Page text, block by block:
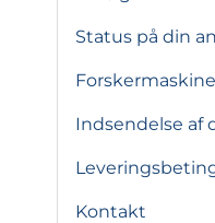
Status på din
Indsendelse af
Kontakt